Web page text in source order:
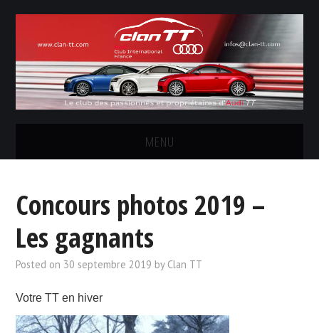
MENU
LES SORTIES
CONCOURS PHOTOS
NOUS CONTACTER
Concours photos 2019 –
Les gagnants
Posted on 30 septembre 2019 by Clan TT
Votre TT en hiver